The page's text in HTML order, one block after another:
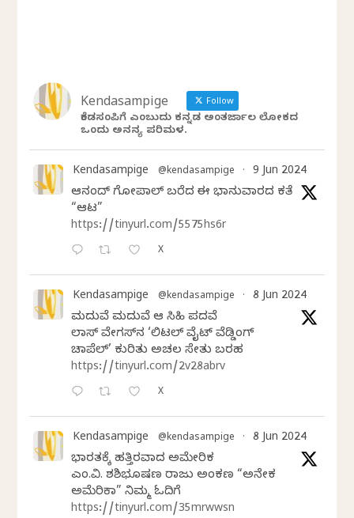
Kendasampige Follow
ಕೆಂಡಸಂಪಿಗೆ ಎಂಬುದು ಕನ್ನಡ ಅಂತರ್ಜಾಲ ಲೋಕದ
ಒಂದು ಅನನ್ಯ ಪರಿಮಳ.
Kendasampige @kendasampige · 9 Jun 2024
ಆನಂದ್‌ ಗೋಪಾಲ್‌ ಬರೆದ ಈ ಭಾನುವಾರದ ಕತೆ
“ಆಟ”
https://tinyurl.com/5575hs6r
X
Kendasampige @kendasampige · 8 Jun 2024
ಮದುವೆ ಮದುವೆ ಆ ಸಿಹಿ ಪದವೆ
ಲಾಸ್‌ ವೇಗಸ್‌ನ ‘ಲಿಟಲ್ ವೈಟ್ ವೆಡ್ಡಿಂಗ್
ಚಾಪೆಲ್’ ಕುರಿತು ಅಚಲ ಸೇತು ಬರಹ
https://tinyurl.com/2v28abrv
X
Kendasampige @kendasampige · 8 Jun 2024
ಭಾರತಕ್ಕೆ ಹತ್ತಿರವಾದ ಅಮೇರಿಕ
ಎಂ.ವಿ. ಶಶಿಭೂಷಣ ರಾಜು ಅಂಕಣ “ಅನೇಕ
ಅಮೆರಿಕಾ” ನಿಮ್ಮ ಓದಿಗೆ
https://tinyurl.com/35mrwwsn